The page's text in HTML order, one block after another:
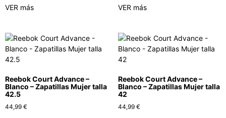
VER más VER más
Reebok Court Advance –
Blanco – Zapatillas Mujer talla
42.5
44,99 €
Reebok Court Advance –
Blanco – Zapatillas Mujer talla
42
44,99 €